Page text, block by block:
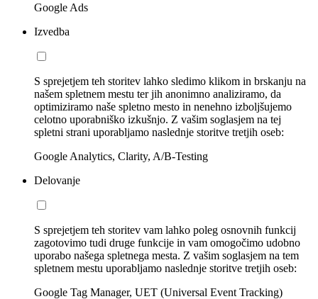
Google Ads
Izvedba
S sprejetjem teh storitev lahko sledimo klikom in brskanju na
našem spletnem mestu ter jih anonimno analiziramo, da
optimiziramo naše spletno mesto in nenehno izboljšujemo
celotno uporabniško izkušnjo. Z vašim soglasjem na tej
spletni strani uporabljamo naslednje storitve tretjih oseb:
Google Analytics, Clarity, A/B-Testing
Delovanje
S sprejetjem teh storitev vam lahko poleg osnovnih funkcij
zagotovimo tudi druge funkcije in vam omogočimo udobno
uporabo našega spletnega mesta. Z vašim soglasjem na tem
spletnem mestu uporabljamo naslednje storitve tretjih oseb:
Google Tag Manager, UET (Universal Event Tracking)